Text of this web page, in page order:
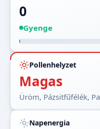
0
Gyenge
Pollenhelyzet
Magas
Üröm, Pázsitfűfélék,
Napenergia